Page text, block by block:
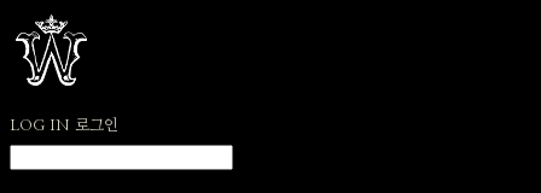
LOG IN 로그인